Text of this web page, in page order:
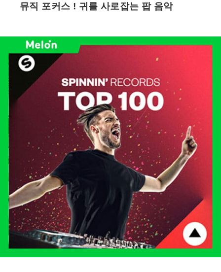
뮤직 포커스 ! 귀를 사로잡는 팝 음악